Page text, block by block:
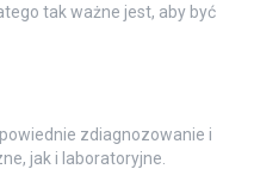
tak ważne jest, aby być
zdiagnozowanie i
jak i laboratoryjne.